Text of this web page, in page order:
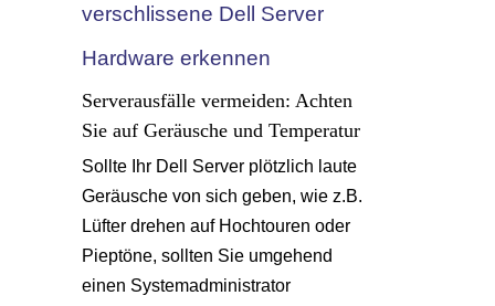
verschlissene Dell Server
Hardware erkennen
Serverausfälle vermeiden: Achten
Sie auf Geräusche und Temperatur
Sollte Ihr Dell Server plötzlich laute
Geräusche von sich geben, wie z.B.
Lüfter drehen auf Hochtouren oder
Pieptöne, sollten Sie umgehend
einen Systemadministrator